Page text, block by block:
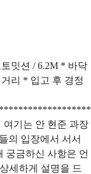
밋션 / 6.2M * 바닥
리 * 입고 후 경정
기는 안 현준 과장
의 입장에서 서서
궁금하신 사항은 언
세하게 설명을 드